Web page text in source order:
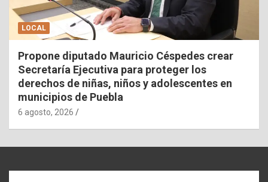
LOCAL
Propone diputado Mauricio Céspedes crear
Secretaría Ejecutiva para proteger los
derechos de niñas, niños y adolescentes en
municipios de Puebla
6 agosto, 2026